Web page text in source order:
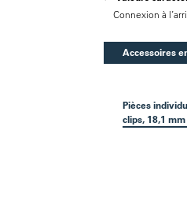
Connexion à
Accessoires
Pièces
clips, 18,1